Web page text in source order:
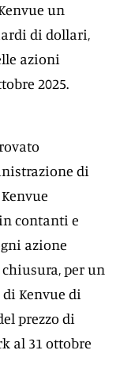
un
di dollari,
azioni
2025.
di
contanti e
azione
per un
Kenvue di
prezzo di
al 31 ottobre